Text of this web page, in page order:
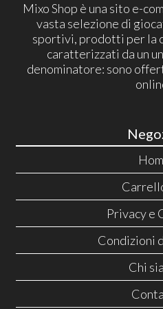
Mixo Shop è una sito e-
vasta selezione di
sportivi, prodotti per la
caratterizzati da un
denominatore: sono
Privacy e
Condizioni
Chi